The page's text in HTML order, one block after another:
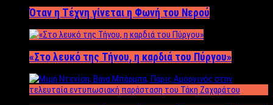
Όταν η Τέχνη γίνεται η Φωνή του Νερού
«Στο λευκό της Τήνου, η καρδιά του Πύργου»